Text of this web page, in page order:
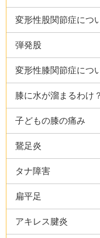
変形性股関節症につ
弾発股
変形性膝関節症につ
膝に水が溜まるわけ？
子どもの膝の痛み
鵞足炎
タナ障害
扁平足
アキレス腱炎